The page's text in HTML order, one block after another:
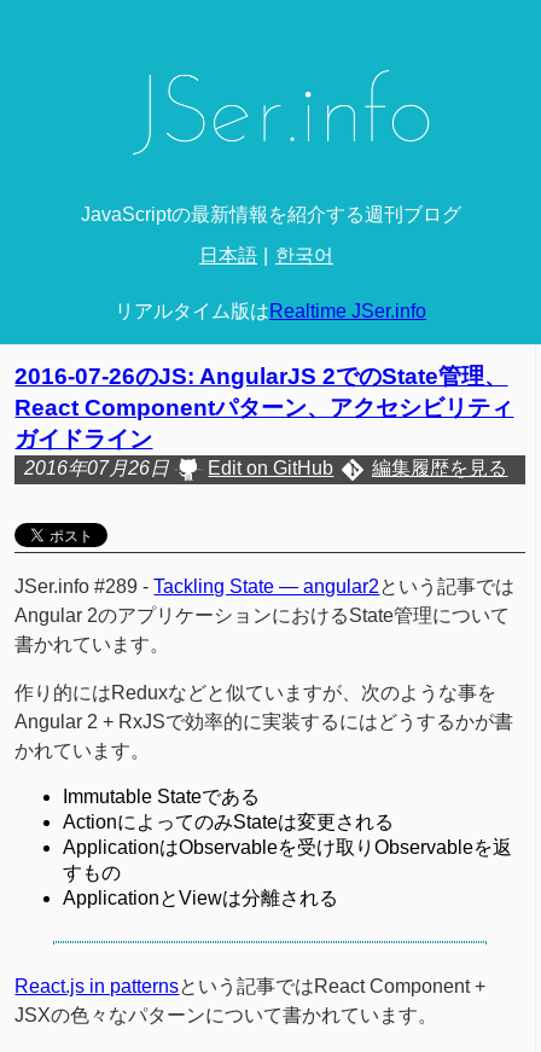
JavaScriptの最新情報を紹介する週刊ブログ
日本語 한국어
リアルタイム版はRealtime JSer.info
2016-07-26のJS: AngularJS 2でのState管理、
React Componentパターン、アクセシビリティ
ガイドライン
2016年07月26日 Edit on GitHub 編集履歴を見る
JSer.info #289 -Tackling State — angular2という記事では
Angular 2のアプリケーションにおけるState管理について
書かれています。
作り的にはReduxなどと似ていますが、次のような事を
Angular 2 + RxJSで効率的に実装するにはどうするかが書
かれています。
Immutable Stateである
ActionによってのみStateは変更される
ApplicationはObservableを受け取りObservableを返
すもの
ApplicationとViewは分離される
React.js in patternsという記事ではReact Component +
JSXの色々なパターンについて書かれています。